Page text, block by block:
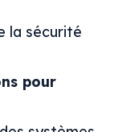
la sécurité
pour